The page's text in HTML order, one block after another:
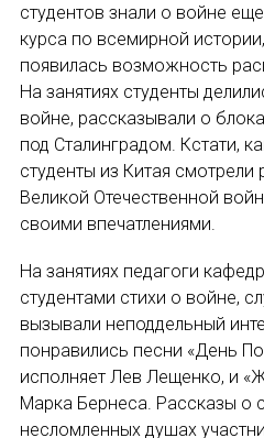
50 лет МАПРЯЛ
Архив мероприятий
НОВОСТИ
КОНГРЕССЫ
XIV КОНГРЕСС
XV КОНГРЕСС
XVI КОНГРЕСС
студентов знали о войне
курса по всемирной
появилась возможность
На занятиях студенты
войне, рассказывали о
под Сталинградом. Кстати,
студенты из Китая
Великой Отечественной
своими впечатлениями.
На занятиях педагоги
студентами стихи о войне,
вызывали неподдельный
понравились песни «День
исполняет Лев Лещенко, и
Марка Бернеса. Рассказы о
несломленных душах